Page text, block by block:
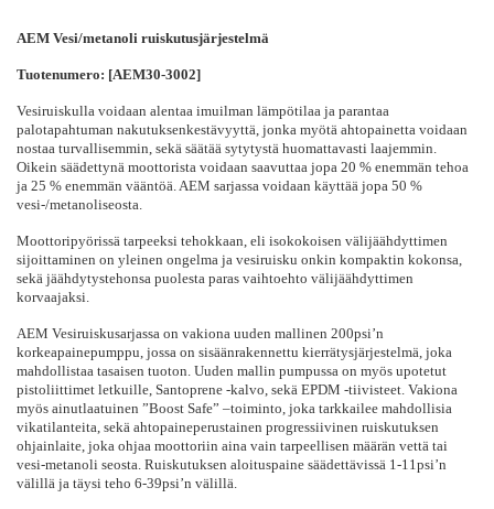
AEM Vesi/metanoli ruiskutusjärjestelmä
Tuotenumero: [AEM30-3002]
Vesiruiskulla voidaan alentaa imuilman lämpötilaa ja parantaa
palotapahtuman nakutuksenkestävyyttä, jonka myötä ahtopainetta voidaan
nostaa turvallisemmin, sekä säätää sytytystä huomattavasti laajemmin.
Oikein säädettynä moottorista voidaan saavuttaa jopa 20 % enemmän tehoa
ja 25 % enemmän vääntöä. AEM sarjassa voidaan käyttää jopa 50 %
vesi-/metanoliseosta.
Moottoripyörissä tarpeeksi tehokkaan, eli isokokoisen välijäähdyttimen
sijoittaminen on yleinen ongelma ja vesiruisku onkin kompaktin kokonsa,
sekä jäähdytystehonsa puolesta paras vaihtoehto välijäähdyttimen
korvaajaksi.
AEM Vesiruiskusarjassa on vakiona uuden mallinen 200psi’n
korkeapainepumppu, jossa on sisäänrakennettu kierrätysjärjestelmä, joka
mahdollistaa tasaisen tuoton. Uuden mallin pumpussa on myös upotetut
pistoliittimet letkuille, Santoprene -kalvo, sekä EPDM -tiivisteet. Vakiona
myös ainutlaatuinen ”Boost Safe” –toiminto, joka tarkkailee mahdollisia
vikatilanteita, sekä ahtopaineperustainen progressiivinen ruiskutuksen
ohjainlaite, joka ohjaa moottoriin aina vain tarpeellisen määrän vettä tai
vesi-metanoli seosta. Ruiskutuksen aloituspaine säädettävissä 1-11psi’n
välillä ja täysi teho 6-39psi’n välillä.